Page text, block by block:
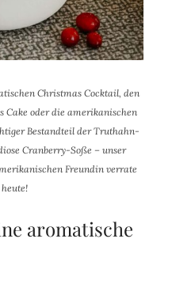
Christmas Cocktail, den
Cake oder die amerikanischen
Bestandteil der Truthahn-
Cranberry-Soße – unser
Freundin verrate
aromatische